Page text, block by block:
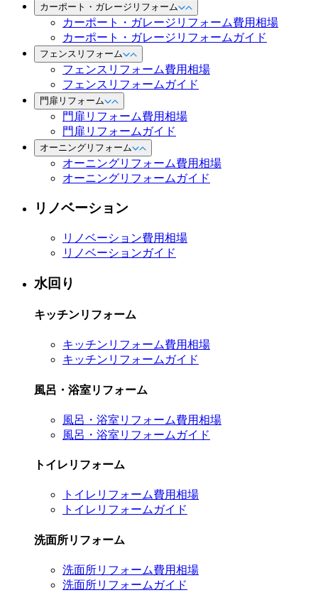
カーポート・ガレージリフォーム
カーポート・ガレージリフォーム費用相場
カーポート・ガレージリフォームガイド
フェンスリフォーム
フェンスリフォーム費用相場
フェンスリフォームガイド
門扉リフォーム
門扉リフォーム費用相場
門扉リフォームガイド
オーニングリフォーム
オーニングリフォーム費用相場
オーニングリフォームガイド
リノベーション
リノベーション費用相場
リノベーションガイド
水回り
キッチンリフォーム
キッチンリフォーム費用相場
キッチンリフォームガイド
風呂・浴室リフォーム
風呂・浴室リフォーム費用相場
風呂・浴室リフォームガイド
トイレリフォーム
トイレリフォーム費用相場
トイレリフォームガイド
洗面所リフォーム
洗面所リフォーム費用相場
洗面所リフォームガイド